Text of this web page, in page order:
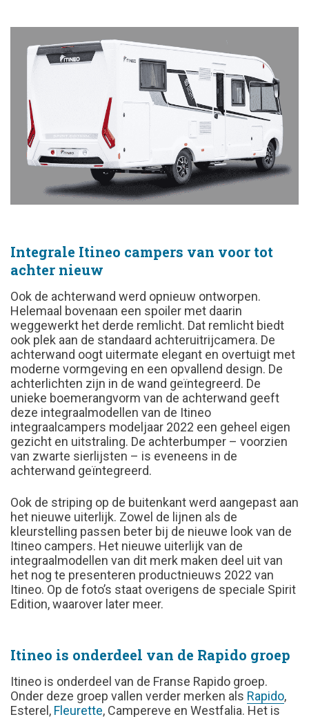
Integrale Itineo campers van voor tot
achter nieuw
Ook de achterwand werd opnieuw ontworpen.
Helemaal bovenaan een spoiler met daarin
weggewerkt het derde remlicht. Dat remlicht biedt
ook plek aan de standaard achteruitrijcamera. De
achterwand oogt uitermate elegant en overtuigt met
moderne vormgeving en een opvallend design. De
achterlichten zijn in de wand geïntegreerd. De
unieke boemerangvorm van de achterwand geeft
deze integraalmodellen van de Itineo
integraalcampers modeljaar 2022 een geheel eigen
gezicht en uitstraling. De achterbumper – voorzien
van zwarte sierlijsten – is eveneens in de
achterwand geïntegreerd.
Ook de striping op de buitenkant werd aangepast aan
het nieuwe uiterlijk. Zowel de lijnen als de
kleurstelling passen beter bij de nieuwe look van de
Itineo campers. Het nieuwe uiterlijk van de
integraalmodellen van dit merk maken deel uit van
het nog te presenteren productnieuws 2022 van
Itineo. Op de foto’s staat overigens de speciale Spirit
Edition, waarover later meer.
Itineo is onderdeel van de Rapido groep
Itineo is onderdeel van de Franse Rapido groep.
Onder deze groep vallen verder merken als Rapido,
Esterel, Fleurette, Campereve en Westfalia. Het is